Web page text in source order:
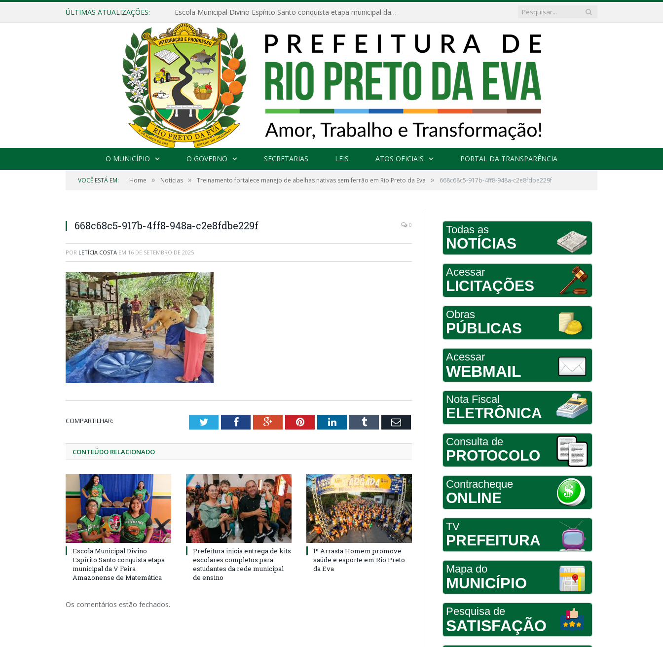
ÚLTIMAS ATUALIZAÇÕES: Escola Municipal Divino Espírito Santo conquista etapa municipal da V Feira Amazonense de Matemática
O MUNICÍPIO O GOVERNO SECRETARIAS LEIS ATOS OFICIAIS PORTAL DA TRANSPARÊNCIA
VOCÊ ESTÁ EM: Home » Notícias » Treinamento fortalece manejo de abelhas nativas sem ferrão em Rio Preto da Eva » 668c68c5-917b-4ff8-948a-c2e8fdbe229f
668c68c5-917b-4ff8-948a-c2e8fdbe229f 0
POR LETÍCIA COSTA EM 16 DE SETEMBRO DE 2025
COMPARTILHAR: TwitterFacebookGoogle+PinterestLinkedInTumblr Email
CONTEÚDO RELACIONADO
Escola Municipal Divino
Espírito Santo conquista etapa
municipal da V Feira
Amazonense de Matemática
Prefeitura inicia entrega de kits
escolares completos para
estudantes da rede municipal
de ensino
1º Arrasta Homem promove
saúde e esporte em Rio Preto
da Eva
Os comentários estão fechados.
Todas as
NOTÍCIAS
Acessar
LICITAÇÕES
Obras
PÚBLICAS
Acessar
WEBMAIL
Nota Fiscal
ELETRÔNICA
Consulta de
PROTOCOLO
Contracheque
ONLINE
TV
PREFEITURA
Mapa do
MUNICÍPIO
Pesquisa de
SATISFAÇÃO